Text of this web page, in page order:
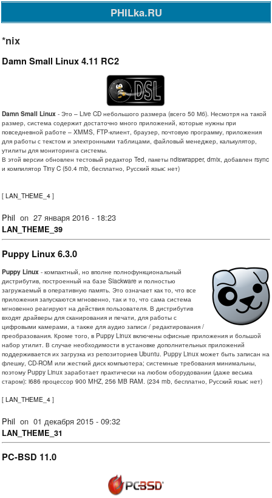
PHILka.RU
*nix
Damn Small Linux 4.11 RC2
Damn Small Linux - Это – Live CD небольшого размера (всего 50 Мб). Несмотря на такой
размер, система содержит достаточно много приложений, которые нужны при
повседневной работе – XMMS, FTP-клиент, браузер, почтовую программу, приложения
для работы с текстом и электронными таблицами, файловый менеджер, калькулятор,
утилиты для мониторинга системы.
В этой версии обновлен тестовый редактор Ted, пакеты ndiswrapper, dmix, добавлен rsync
и компилятор Tiny C (50.4 mb, бесплатно, Русский язык: нет)
[ LAN_THEME_4 ]
Phil on 27 января 2016 - 18:23
LAN_THEME_39
Puppy Linux 6.3.0
Puppy Linux - компактный, но вполне полнофункциональный
дистрибутив, построенный на базе Slackware и полностью
загружаемый в оперативную память. Это означает как то, что все
приложения запускаются мгновенно, так и то, что сама система
мгновенно реагируют на действия пользователя. В дистрибутив
входят драйверы для сканирования и печати, для работы с
цифровыми камерами, а также для аудио записи / редактирования /
преобразования. Кроме того, в Puppy Linux включены офисные приложения и большой
набор утилит. В случае необходимости в установке дополнительных приложений
поддерживается их загрузка из репозиториев Ubuntu. Puppy Linux может быть записан на
флешку, CD-ROM или жесткий диск компьютера; системные требования минимальны,
поэтому Puppy Linux заработает практически на любом оборудовании (даже весьма
старом): i686 процессор 900 MHZ, 256 MB RAM. (234 mb, бесплатно, Русский язык: нет)
[ LAN_THEME_4 ]
Phil on 01 декабря 2015 - 09:32
LAN_THEME_31
PC-BSD 11.0